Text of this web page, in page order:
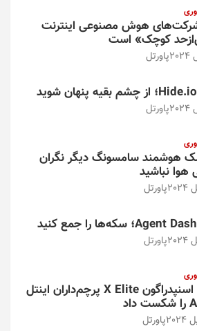
هوش مصنوعی اینترنت
کوچک» است
پاورتل
پاورتل
هوشمند سامسونگ دیگر نگران
هوا نباشید
پاورتل
پاورتل
تراشه اسنپدراگون X Elite پرچم‌داران اینتل
پاورتل